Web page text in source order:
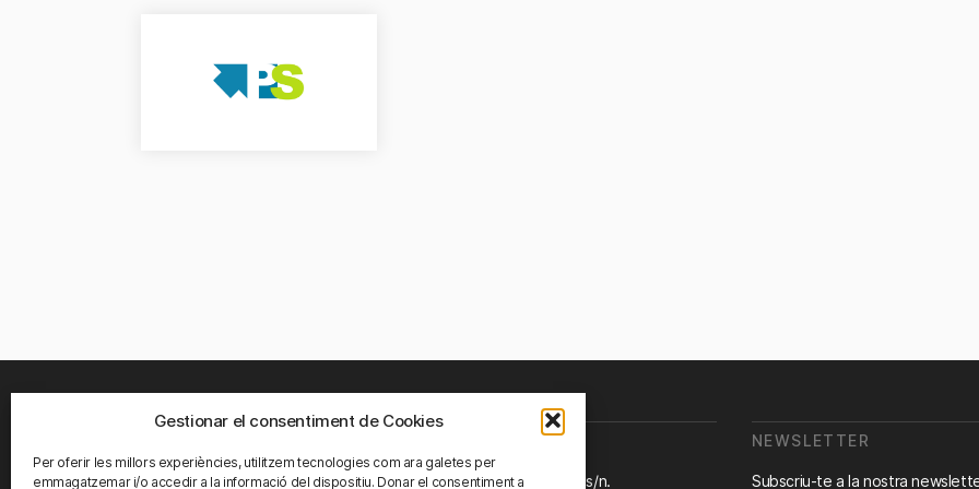
Gestionar el consentiment de Cookies
Per oferir les millors experiències, utilitzem tecnologies com ara galetes per
emmagatzemar i/o accedir a la informació del dispositiu. Donar el consentiment aCarretera de Canyet s/n.
NEWSLETTER
Subscriu-te a la nostra